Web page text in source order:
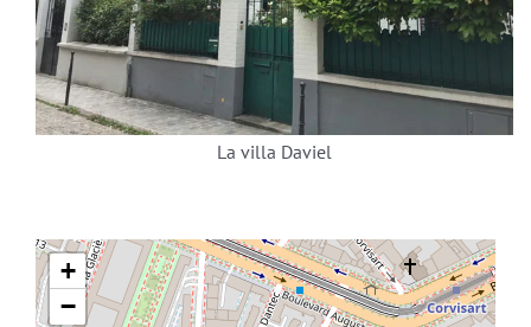
La villa Daviel
+
−